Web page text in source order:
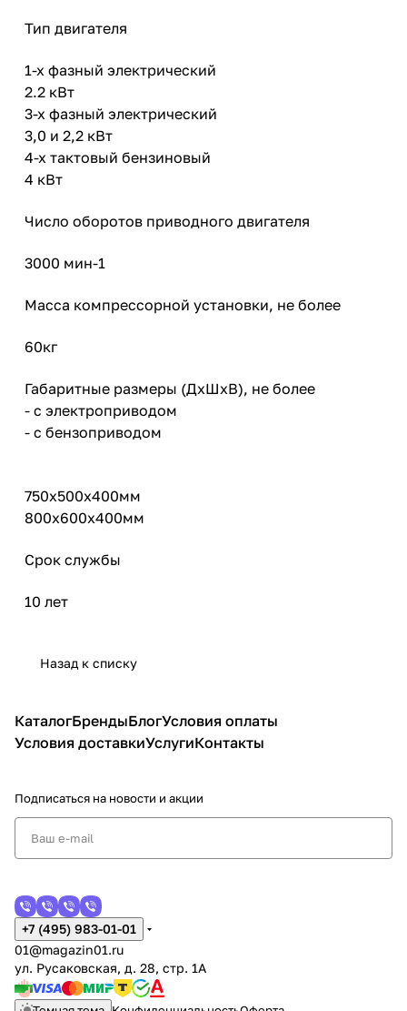
Тип двигателя
1-х фазный электрический
2.2 кВт
3-х фазный электрический
3,0 и 2,2 кВт
4-х тактовый бензиновый
4 кВт
Число оборотов приводного двигателя
3000 мин-1
Масса компрессорной установки, не более
60кг
Габаритные размеры (ДхШхВ), не более
- с электроприводом
- с бензоприводом
750х500х400мм
800х600х400мм
Срок службы
10 лет
Назад к списку
КаталогБрендыБлогУсловия оплаты
Условия доставкиУслугиКонтакты
Подписаться на новости и акции
+7 (495) 983-01-01
01@magazin01.ru
ул. Русаковская, д. 28, стр. 1А